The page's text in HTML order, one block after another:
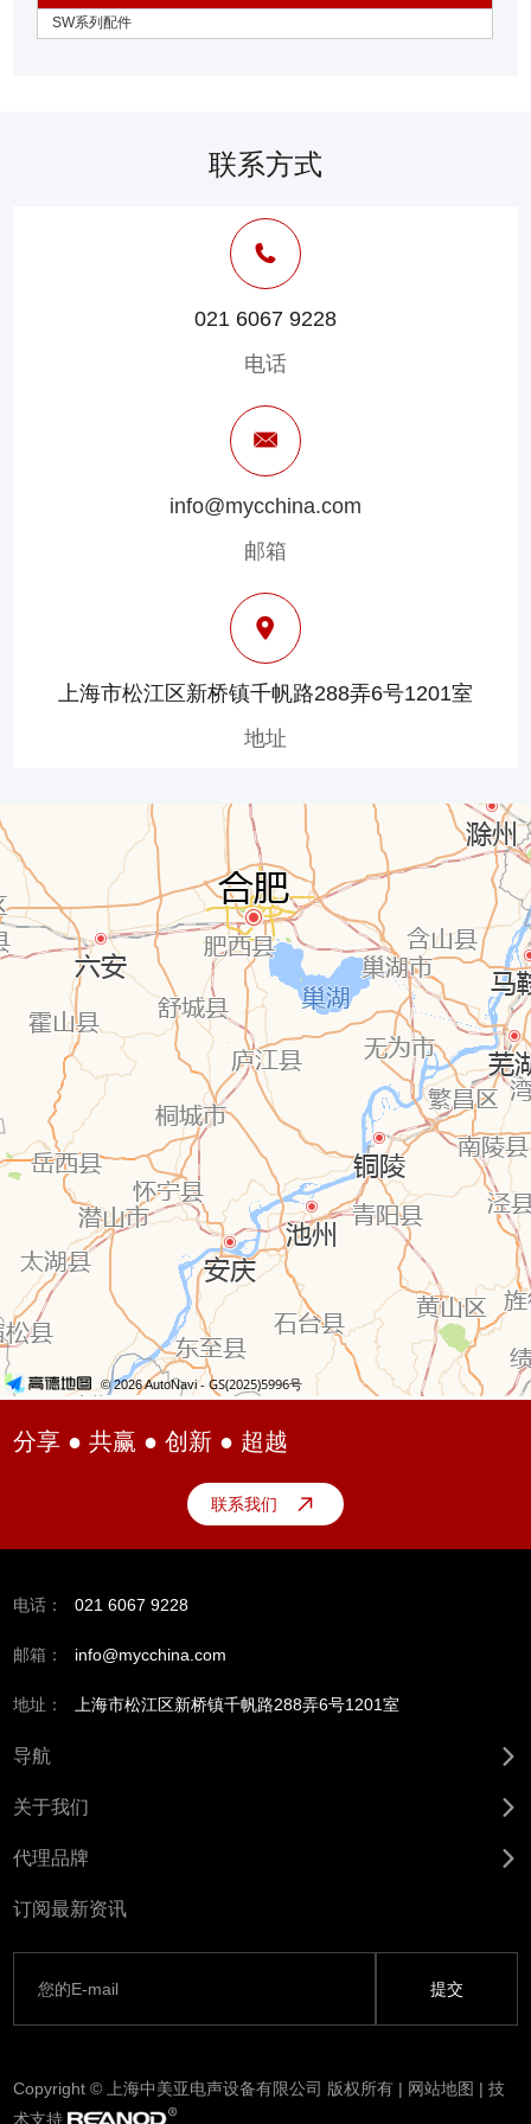
SW系列配件
联系方式
021 6067 9228
电话
info@mycchina.com
邮箱
上海市松江区新桥镇千帆路288弄6号1201室
地址
分享 ● 共赢 ● 创新 ● 超越
联系我们
电话： 021 6067 9228
邮箱： info@mycchina.com
地址： 上海市松江区新桥镇千帆路288弄6号1201室
导航
关于我们
代理品牌
订阅最新资讯
Copyright © 上海中美亚电声设备有限公司 版权所有 | 网站地图 | 技
术支持